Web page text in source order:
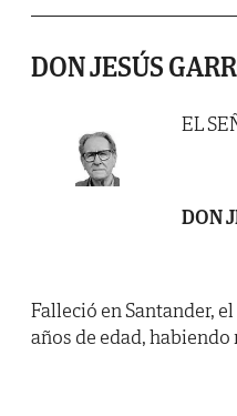
DON JESÚS
EL
DON
Falleció en Santander,
años de edad, habiendo